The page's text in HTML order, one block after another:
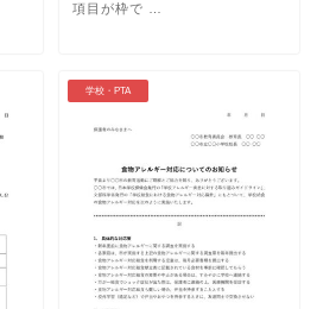
項目が枠で …
学校・PTA